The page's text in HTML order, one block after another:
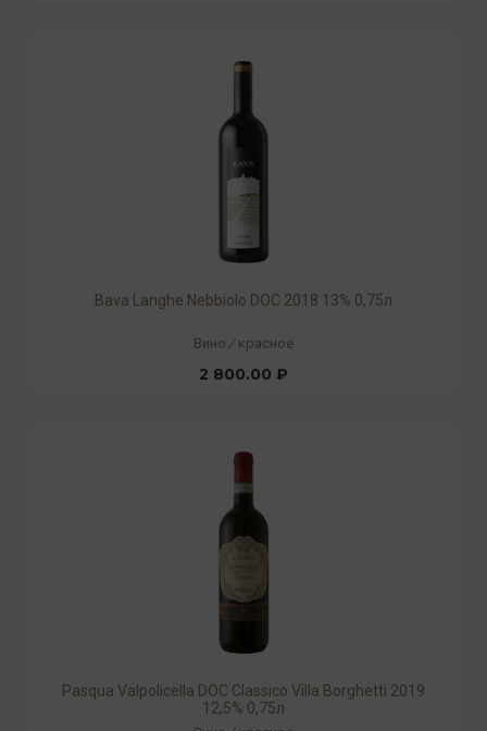
Bava Langhe Nebbiolo DOC 2018 13% 0,75л
Вино / красное
2 800.00 ₽
Pasqua Valpolicella DOC Classico Villa Borghetti 2019
12,5% 0,75л